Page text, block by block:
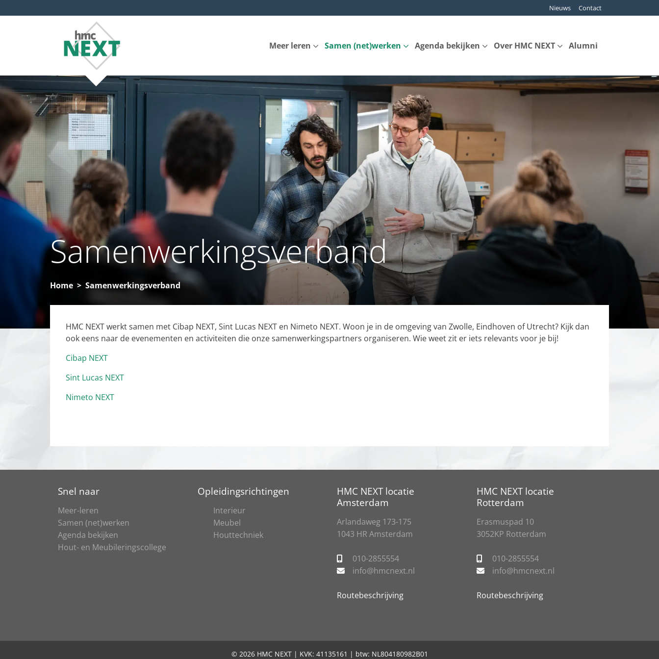
Nieuws Contact
Meer leren Samen (net)werken Agenda bekijken Over HMC NEXT Alumni
Samenwerkingsverband
Home Samenwerkingsverband
HMC NEXT werkt samen met Cibap NEXT, Sint Lucas NEXT en Nimeto NEXT. Woon je in de omgeving van Zwolle, Eindhoven of Utrecht? Kijk dan
ook eens naar de evenementen en activiteiten die onze samenwerkingspartners organiseren. Wie weet zit er iets relevants voor je bij!
Cibap NEXT
Sint Lucas NEXT
Nimeto NEXT
Snel naar
Meer-leren
Samen (net)werken
Agenda bekijken
Hout- en Meubileringscollege
Opleidingsrichtingen
Interieur
Meubel
Houttechniek
HMC NEXT locatie
Amsterdam
Arlandaweg 173-175
1043 HR Amsterdam
010-2855554
info@hmcnext.nl
Routebeschrijving
HMC NEXT locatie
Rotterdam
Erasmuspad 10
3052KP Rotterdam
010-2855554
info@hmcnext.nl
Routebeschrijving
© 2026 HMC NEXT | KVK: 41135161 | btw: NL804180982B01